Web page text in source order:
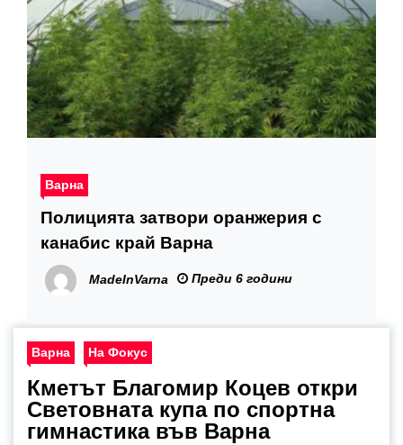
Варна
Полицията затвори оранжерия с
канабис край Варна
MadeInVarna Преди 6 години
Варна На Фокус
Кметът Благомир Коцев откри
Световната купа по спортна
гимнастика във Варна